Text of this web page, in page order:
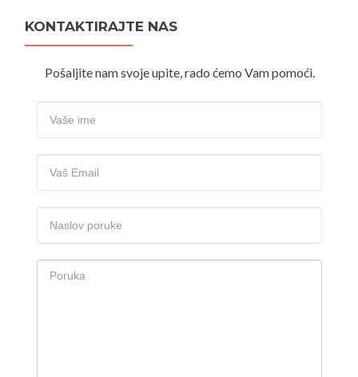
KONTAKTIRAJTE NAS
Pošaljite nam svoje upite, rado ćemo Vam pomoći.